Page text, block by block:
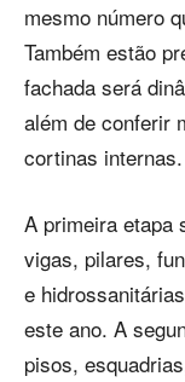
mesmo número
Também estão
fachada será
além de conferir
cortinas internas.
A primeira etapa
vigas, pilares,
e
este ano. A
pisos,